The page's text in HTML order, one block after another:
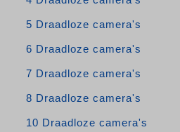
5 Draadloze camera's
6 Draadloze camera's
7 Draadloze camera's
8 Draadloze camera's
10 Draadloze camera's